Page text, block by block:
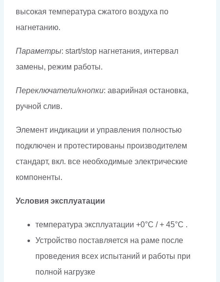
высокая температура сжатого воздуха по
нагнетанию.
Параметры: start/stop нагнетания, интервал
замены, режим работы.
Переключатели/кнопки: аварийная остановка,
ручной слив.
Элемент индикации и управления полностью
подключен и протестированы производителем
стандарт, вкл. все необходимые электрические
компоненты.
Условия эксплуатации
температура эксплуатации +0°C / + 45°C .
Устройство поставляется на раме после
проведения всех испытаний и работы при
полной нагрузке